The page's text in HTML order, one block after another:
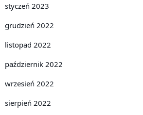
styczeń 2023
grudzień 2022
listopad 2022
październik 2022
wrzesień 2022
sierpień 2022